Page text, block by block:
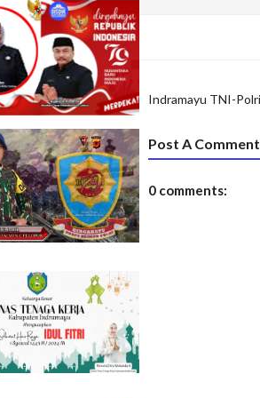
Indramayu TNI-Polri
Post A
0 comments: